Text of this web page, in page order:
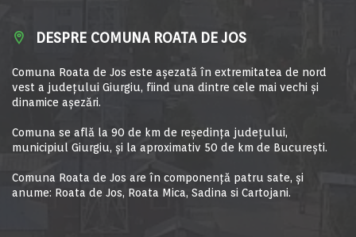
DESPRE COMUNA ROATA DE JOS
Comuna Roata de Jos este aşezată în extremitatea de nord
vest a judeţului Giurgiu, fiind una dintre cele mai vechi şi
dinamice aşezări.
Comuna se află la 90 de km de reşedinţa judeţului,
municipiul Giurgiu, şi la aproximativ 50 de km de Bucureşti.
Comuna Roata de Jos are în componență patru sate, și
anume: Roata de Jos, Roata Mica, Sadina si Cartojani.